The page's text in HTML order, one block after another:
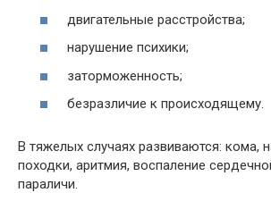
двигательные расстройства;
нарушение психики;
заторможенность;
безразличие к происходящему.
В тяжелых случаях развиваются: кома,
походки, аритмия, воспаление
параличи.